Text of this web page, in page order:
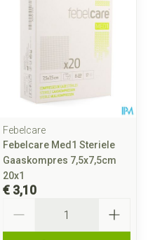
Febelcare
Febelcare Med1 Steriele
Gaaskompres 7,5x7,5cm
20x1
€ 3,10